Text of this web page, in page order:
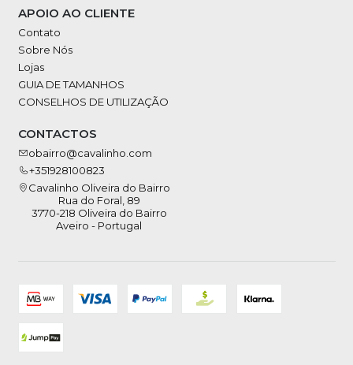
APOIO AO CLIENTE
Contato
Sobre Nós
Lojas
GUIA DE TAMANHOS
CONSELHOS DE UTILIZAÇÃO
CONTACTOS
obairro@cavalinho.com
+351928100823
Cavalinho Oliveira do Bairro
Rua do Foral, 89
3770-218 Oliveira do Bairro
Aveiro - Portugal